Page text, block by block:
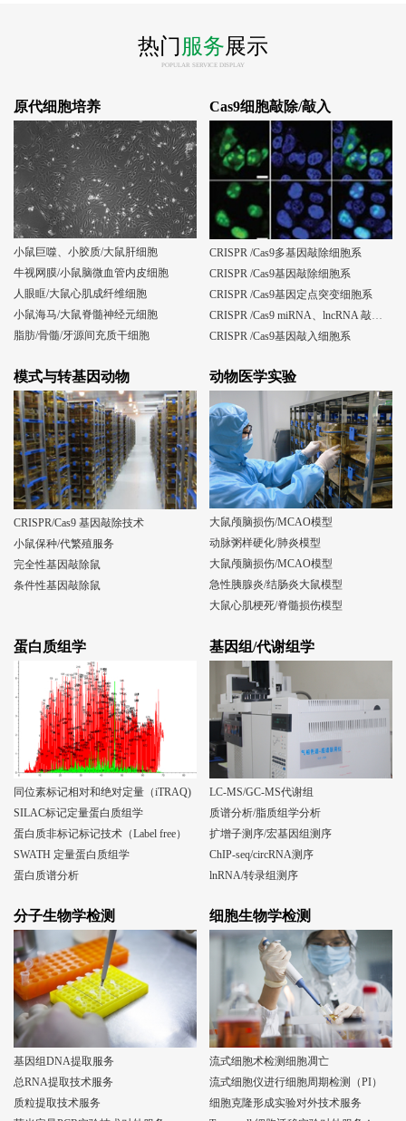
热门服务展示
POPULAR SERVICE DISPLAY
原代细胞培养
小鼠巨噬、小胶质/大鼠肝细胞
牛视网膜/小鼠脑微血管内皮细胞
人眼眶/大鼠心肌成纤维细胞
小鼠海马/大鼠脊髓神经元细胞
脂肪/骨髓/牙源间充质干细胞
Cas9细胞敲除/敲入
CRISPR /Cas9多基因敲除细胞系
CRISPR /Cas9基因敲除细胞系
CRISPR /Cas9基因定点突变细胞系
CRISPR /Cas9基因敲入细胞系
模式与转基因动物
CRISPR/Cas9 基因敲除技术
小鼠保种/代繁殖服务
完全性基因敲除鼠
条件性基因敲除鼠
动物医学实验
大鼠颅脑损伤/MCAO模型
动脉粥样硬化/肺炎模型
大鼠颅脑损伤/MCAO模型
急性胰腺炎/结肠炎大鼠模型
大鼠心肌梗死/脊髓损伤模型
蛋白质组学
同位素标记相对和绝对定量（iTRAQ)
SILAC标记定量蛋白质组学
蛋白质非标记标记技术（Label free）
SWATH 定量蛋白质组学
蛋白质谱分析
基因组/代谢组学
LC-MS/GC-MS代谢组
质谱分析/脂质组学分析
扩增子测序/宏基因组测序
ChIP-seq/circRNA测序
lnRNA/转录组测序
分子生物学检测
基因组DNA提取服务
总RNA提取技术服务
质粒提取技术服务
细胞生物学检测
流式细胞术检测细胞凋亡
流式细胞仪进行细胞周期检测（PI）
细胞克隆形成实验对外技术服务